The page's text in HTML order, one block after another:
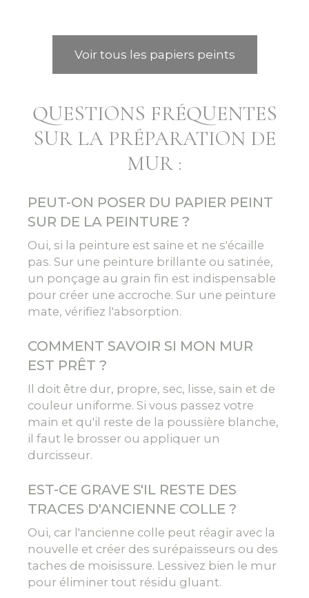
Voir tous les papiers peints
QUESTIONS FRÉQUENTES
SUR LA PRÉPARATION DE
MUR :
PEUT-ON POSER DU PAPIER PEINT
SUR DE LA PEINTURE ?
Oui, si la peinture est saine et ne s'écaille
pas. Sur une peinture brillante ou satinée,
un ponçage au grain fin est indispensable
pour créer une accroche. Sur une peinture
mate, vérifiez l'absorption.
COMMENT SAVOIR SI MON MUR
EST PRÊT ?
Il doit être dur, propre, sec, lisse, sain et de
couleur uniforme. Si vous passez votre
main et qu'il reste de la poussière blanche,
il faut le brosser ou appliquer un
durcisseur.
EST-CE GRAVE S'IL RESTE DES
TRACES D'ANCIENNE COLLE ?
Oui, car l'ancienne colle peut réagir avec la
nouvelle et créer des surépaisseurs ou des
taches de moisissure. Lessivez bien le mur
pour éliminer tout résidu gluant.